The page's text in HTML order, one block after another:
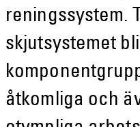
reningssystem.
skjutsystemet
åtkomliga och